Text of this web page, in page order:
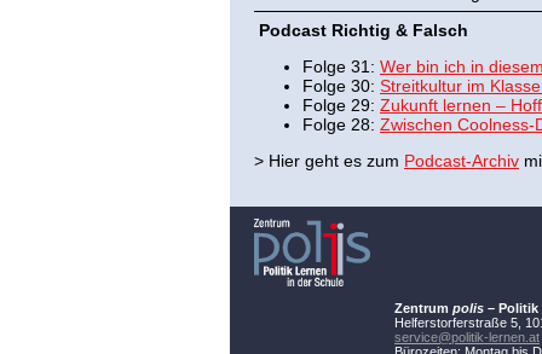
Podcast Richtig & Falsch
Folge 31: Wer bin ich in
Folge 30: Streitkultur im
Folge 29: Zukunft lernen –
Folge 28: Zwischen
> Hier geht es zum Podcast-Archiv
Zentrum polis – Politik
Helferstorferstraße 5,
service@politik-lernen.at